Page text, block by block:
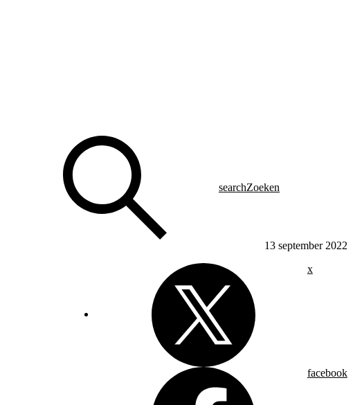
searchZoeken
13 september 2022
x
facebook